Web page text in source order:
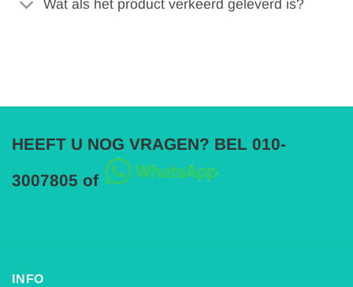
Wat als het product verkeerd geleverd is?
HEEFT U NOG VRAGEN? BEL 010-
3007805 of
INFO